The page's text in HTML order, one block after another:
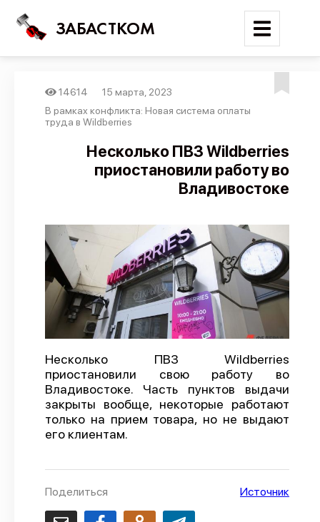
ЗАБАСТКОМ
Войти
Поиск
Новости
Карта событий
Отчеты
Предложить публикацию
Справочник
API
О проекте
Политика конфиденциальности
14614
15 марта, 2023
В рамках конфликта: Новая система оплаты
труда в Wildberries
Несколько ПВЗ Wildberries
приостановили работу во
Владивостоке
Несколько ПВЗ Wildberries
приостановили свою работу во
Владивостоке. Часть пунктов выдачи
закрыты вообще, некоторые работают
только на прием товара, но не выдают
его клиентам.
Поделиться Источник